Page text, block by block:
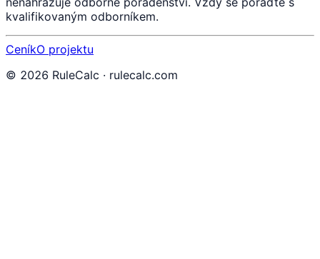
kvalifikovaným odborníkem.
CeníkO projektu
© 2026 RuleCalc · rulecalc.com